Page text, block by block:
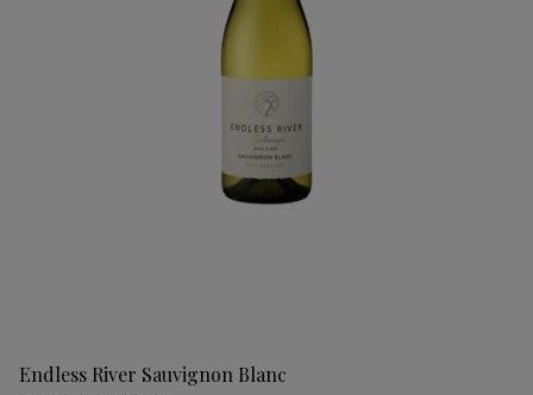
Endless River Sauvignon Blanc